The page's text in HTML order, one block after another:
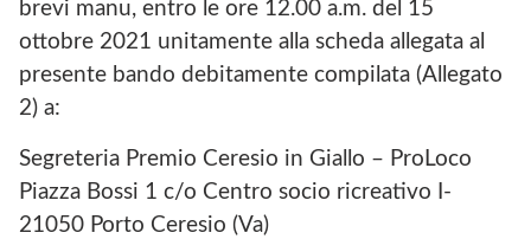
brevi manu, entro le ore 12.00 a.m. del 15
ottobre 2021 unitamente alla scheda allegata al
presente bando debitamente compilata (Allegato
2) a:
Segreteria Premio Ceresio in Giallo – ProLoco
Piazza Bossi 1 c/o Centro socio ricreativo I-
21050 Porto Ceresio (Va)